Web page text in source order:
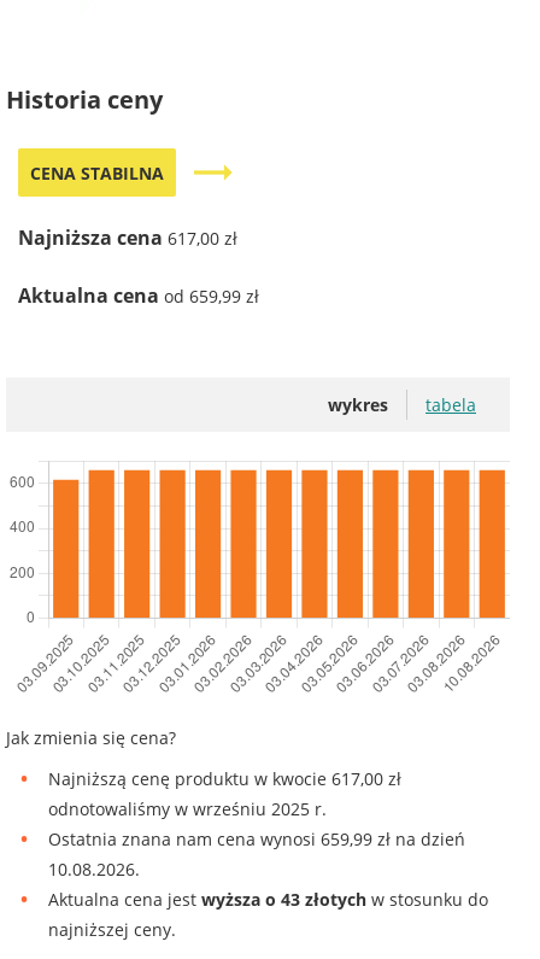
Historia ceny
CENA STABILNA trending_flat
Najniższa cena 617,00 zł
Aktualna cena od 659,99 zł
wykres tabela
Jak zmienia się cena?
Najniższą cenę produktu w kwocie 617,00 zł
odnotowaliśmy w wrześniu 2025 r.
Ostatnia znana nam cena wynosi 659,99 zł na dzień
10.08.2026.
Aktualna cena jest wyższa o 43 złotych w stosunku do
najniższej ceny.